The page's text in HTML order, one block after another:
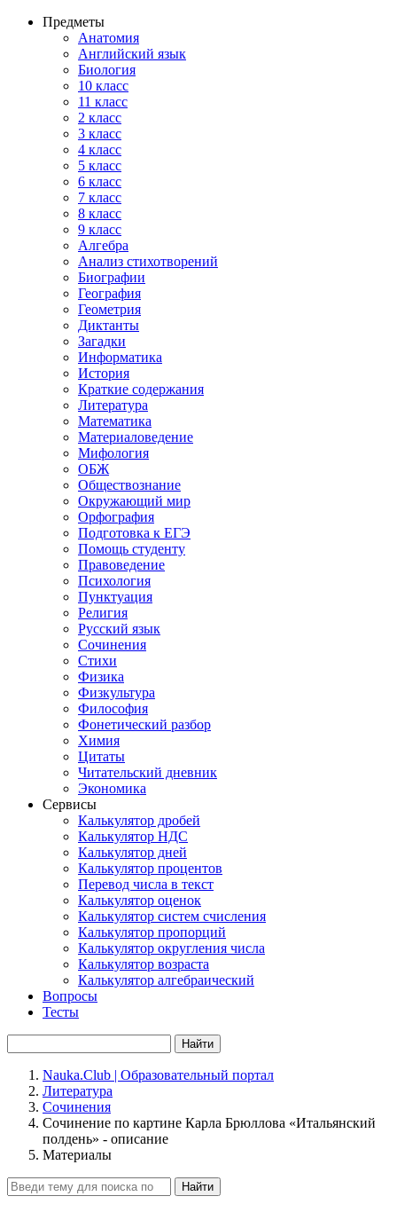
Предметы
Анатомия
Английский язык
Биология
10 класс
11 класс
2 класс
3 класс
4 класс
5 класс
6 класс
7 класс
8 класс
9 класс
Алгебра
Анализ стихотворений
Биографии
География
Геометрия
Диктанты
Загадки
Информатика
История
Краткие содержания
Литература
Математика
Материаловедение
Мифология
ОБЖ
Обществознание
Окружающий мир
Орфография
Подготовка к ЕГЭ
Помощь студенту
Правоведение
Психология
Пунктуация
Религия
Русский язык
Сочинения
Стихи
Физика
Физкультура
Философия
Фонетический разбор
Химия
Цитаты
Читательский дневник
Экономика
Сервисы
Калькулятор дробей
Калькулятор НДС
Калькулятор дней
Калькулятор процентов
Перевод числа в текст
Калькулятор оценок
Калькулятор систем счисления
Калькулятор пропорций
Калькулятор округления числа
Калькулятор возраста
Калькулятор алгебраический
Вопросы
Тесты
Найти
Nauka.Club | Образовательный портал
Литература
Сочинения
Сочинение по картине Карла Брюллова «Итальянский
полдень» - описание
Материалы
Найти